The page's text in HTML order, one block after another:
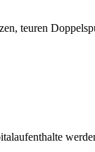
teuren